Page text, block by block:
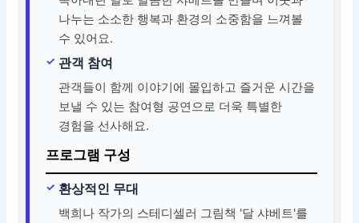
나누는 소소한 행복과 환경의 소중함을 느껴볼
수 있어요.
관객 참여
관객들이 함께 이야기에 몰입하고 즐거운 시간을
보낼 수 있는 참여형 공연으로 더욱 특별한
경험을 선사해요.
프로그램 구성
환상적인 무대
백희나 작가의 스테디셀러 그림책 '달 샤베트'를